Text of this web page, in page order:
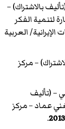
بالاشتراك) –
لتنمية الفكر
العربية
– مركز
– (تأليف
عماد – مركز
.